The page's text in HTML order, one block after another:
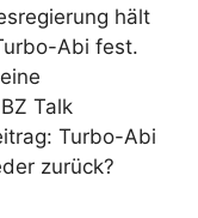
hält
Abi fest.
Talk
Turbo-Abi
zurück?